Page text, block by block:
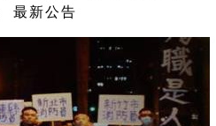
最新公告